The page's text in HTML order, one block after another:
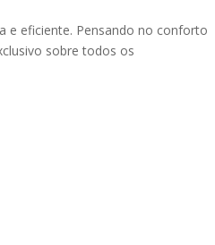
e eficiente. Pensando no conforto
sobre todos os